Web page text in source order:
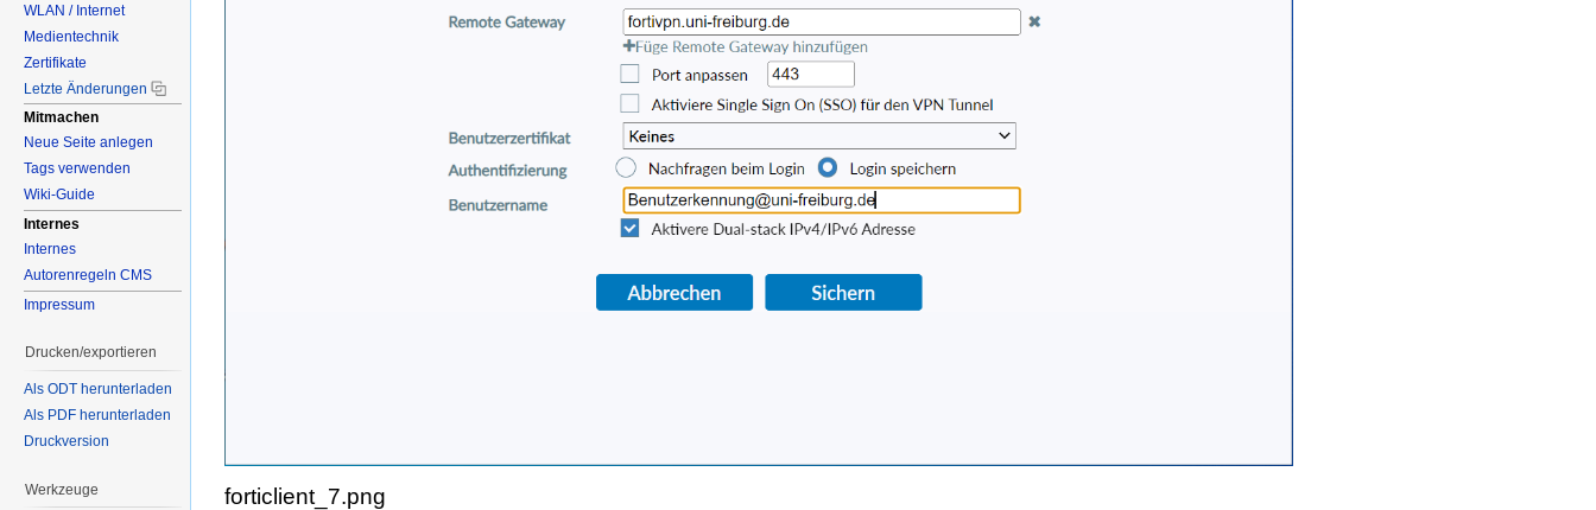
forticlient_7.png
WLAN / Internet
Medientechnik
Zertifikate
Letzte Änderungen
Mitmachen
Neue Seite anlegen
Tags verwenden
Wiki-Guide
Internes
Internes
Autorenregeln CMS
Impressum
Drucken/exportieren
Als ODT herunterladen
Als PDF herunterladen
Druckversion
Werkzeuge